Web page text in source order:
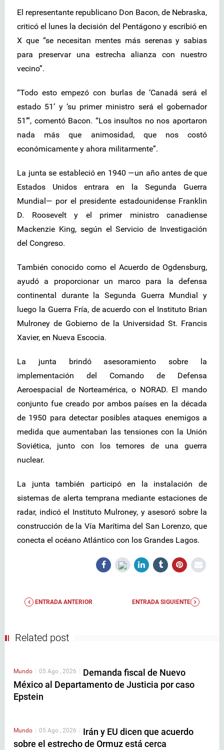
El representante republicano Don Bacon, de Nebraska,
criticó el lunes la decisión del Pentágono y escribió en
X que “se necesitan mentes más serenas y sabias
para preservar una estrecha alianza con nuestro
vecino”.
“Todo esto empezó con burlas de ‘Canadá será el
estado 51’ y ‘su primer ministro será el gobernador
51’”, comentó Bacon. “Los insultos no nos aportaron
nada más que animosidad, que nos costó
económicamente y ahora militarmente”.
La junta se estableció en 1940 —un año antes de que
Estados Unidos entrara en la Segunda Guerra
Mundial— por el presidente estadounidense Franklin
D. Roosevelt y el primer ministro canadiense
Mackenzie King, según el Servicio de Investigación
del Congreso.
También conocido como el Acuerdo de Ogdensburg,
ayudó a proporcionar un marco para la defensa
continental durante la Segunda Guerra Mundial y
luego la Guerra Fría, de acuerdo con el Instituto Brian
Mulroney de Gobierno de la Universidad St. Francis
Xavier, en Nueva Escocia.
La junta brindó asesoramiento sobre la
implementación del Comando de Defensa
Aeroespacial de Norteamérica, o NORAD. El mando
conjunto fue creado por ambos países en la década
de 1950 para detectar posibles ataques enemigos a
medida que aumentaban las tensiones con la Unión
Soviética, junto con los temores de una guerra
nuclear.
La junta también participó en la instalación de
sistemas de alerta temprana mediante estaciones de
radar, indicó el Instituto Mulroney, y asesoró sobre la
construcción de la Vía Marítima del San Lorenzo, que
conecta el océano Atlántico con los Grandes Lagos.
ENTRADA ANTERIOR ENTRADA SIGUIENTE
Related post
Mundo | 05 Ago , 2026 | Demanda fiscal de Nuevo
México al Departamento de Justicia por caso
Epstein
Mundo 05 Ago , 2026
Irán y EU dicen que acuerdo
sobre el estrecho de Ormuz está cerca